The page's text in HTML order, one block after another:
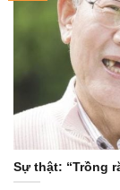
Sự thật: “Trồng